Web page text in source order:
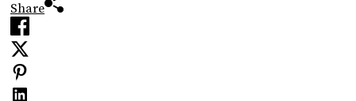
Share